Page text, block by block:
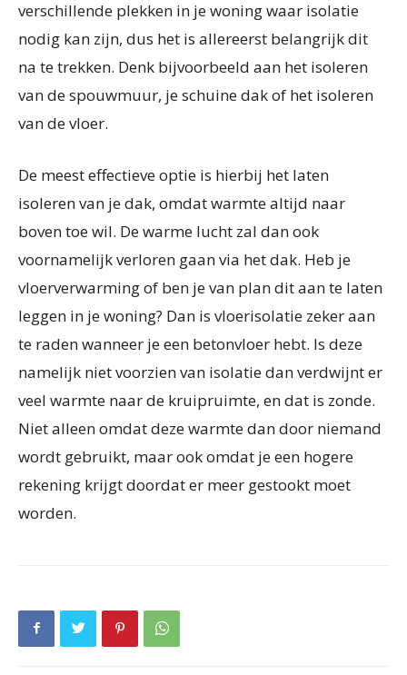
verschillende plekken in je woning waar isolatie
nodig kan zijn, dus het is allereerst belangrijk dit
na te trekken. Denk bijvoorbeeld aan het isoleren
van de spouwmuur, je schuine dak of het isoleren
van de vloer.
De meest effectieve optie is hierbij het laten
isoleren van je dak, omdat warmte altijd naar
boven toe wil. De warme lucht zal dan ook
voornamelijk verloren gaan via het dak. Heb je
vloerverwarming of ben je van plan dit aan te laten
leggen in je woning? Dan is vloerisolatie zeker aan
te raden wanneer je een betonvloer hebt. Is deze
namelijk niet voorzien van isolatie dan verdwijnt er
veel warmte naar de kruipruimte, en dat is zonde.
Niet alleen omdat deze warmte dan door niemand
wordt gebruikt, maar ook omdat je een hogere
rekening krijgt doordat er meer gestookt moet
worden.